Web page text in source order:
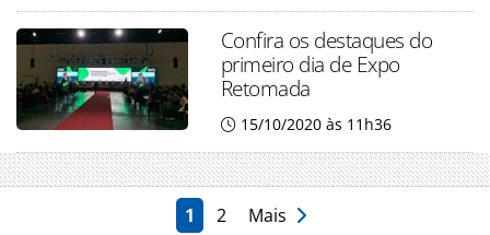
Confira os destaques do
primeiro dia de Expo
Retomada
15/10/2020 às 11h36
1 2 Mais